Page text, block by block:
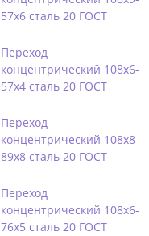
57х6 сталь 20 ГОСТ
Переход
концентрический 108х6-
57х4 сталь 20 ГОСТ
Переход
концентрический 108х8-
89х8 сталь 20 ГОСТ
Переход
концентрический 108х6-
76х5 сталь 20 ГОСТ